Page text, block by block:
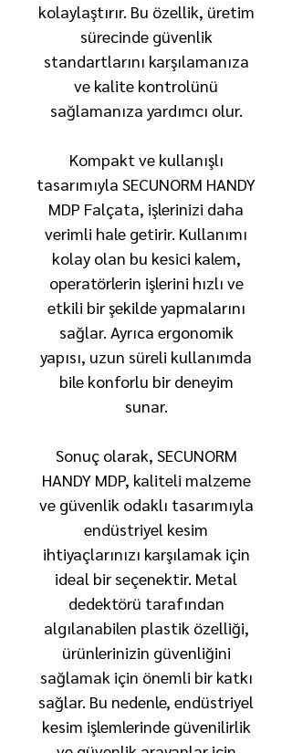
kolaylaştırır. Bu özellik, üretim
sürecinde güvenlik
standartlarını karşılamanıza
ve kalite kontrolünü
sağlamanıza yardımcı olur.
Kompakt ve kullanışlı
tasarımıyla SECUNORM HANDY
MDP Falçata, işlerinizi daha
verimli hale getirir. Kullanımı
kolay olan bu kesici kalem,
operatörlerin işlerini hızlı ve
etkili bir şekilde yapmalarını
sağlar. Ayrıca ergonomik
yapısı, uzun süreli kullanımda
bile konforlu bir deneyim
sunar.
Sonuç olarak, SECUNORM
HANDY MDP, kaliteli malzeme
ve güvenlik odaklı tasarımıyla
endüstriyel kesim
ihtiyaçlarınızı karşılamak için
ideal bir seçenektir. Metal
dedektörü tarafından
algılanabilen plastik özelliği,
ürünlerinizin güvenliğini
sağlamak için önemli bir katkı
sağlar. Bu nedenle, endüstriyel
kesim işlemlerinde güvenilirlik